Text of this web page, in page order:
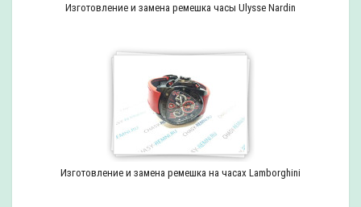
Изготовление и замена ремешка часы Ulysse Nardin
Изготовление и замена ремешка на часах Lamborghini